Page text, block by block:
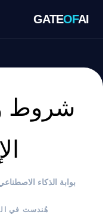
GATEOFAI
شروط
هُندست في